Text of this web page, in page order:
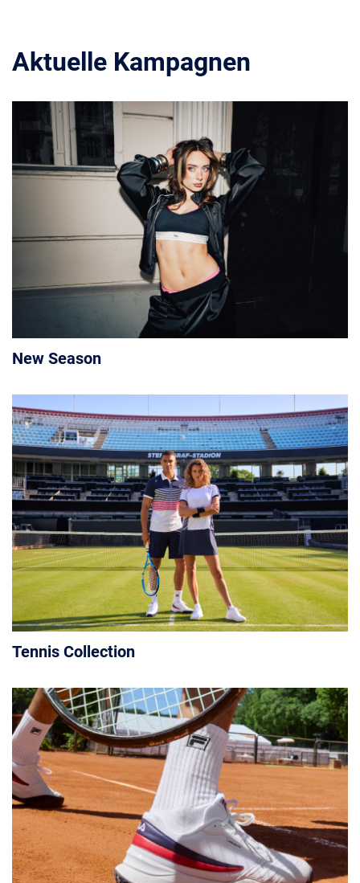
Aktuelle Kampagnen
New Season
Tennis Collection